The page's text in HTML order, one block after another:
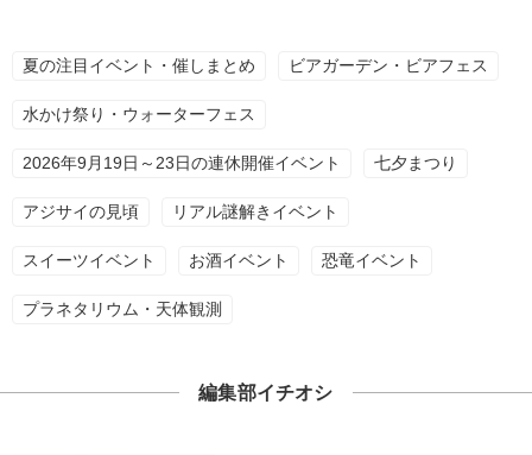
夏の注目イベント・催しまとめ ビアガーデン・ビアフェス
水かけ祭り・ウォーターフェス
2026年9月19日～23日の連休開催イベント 七夕まつり
アジサイの見頃 リアル謎解きイベント
スイーツイベント お酒イベント 恐竜イベント
プラネタリウム・天体観測
編集部イチオシ